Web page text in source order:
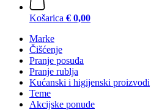
Košarica € 0,00
Marke
Čišćenje
Pranje posuđa
Pranje rublja
Kućanski i higijenski proizvodi
Teme
Akcijske ponude